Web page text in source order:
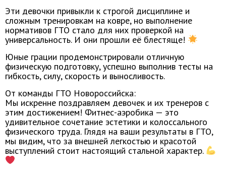
Эти девочки привыкли к строгой дисциплине и
сложным тренировкам на ковре, но выполнение
нормативов ГТО стало для них проверкой на
универсальность. И они прошли её блестяще!
Юные грации продемонстрировали отличную
физическую подготовку, успешно выполнив тесты на
гибкость, силу, скорость и выносливость.
От команды ГТО Новороссийска:
Мы искренне поздравляем девочек и их тренеров с
этим достижением! Фитнес-аэробика — это
удивительное сочетание эстетики и колоссального
физического труда. Глядя на ваши результаты в ГТО,
мы видим, что за внешней легкостью и красотой
выступлений стоит настоящий стальной характер.